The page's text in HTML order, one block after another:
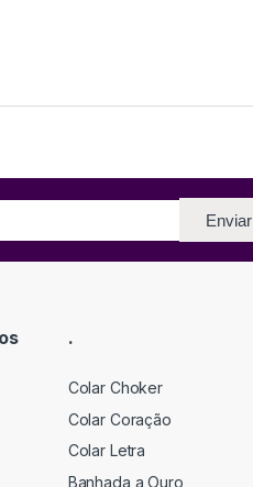
Enviar
.
Colar Choker
Colar Coração
Colar Letra
Banhada a Ouro